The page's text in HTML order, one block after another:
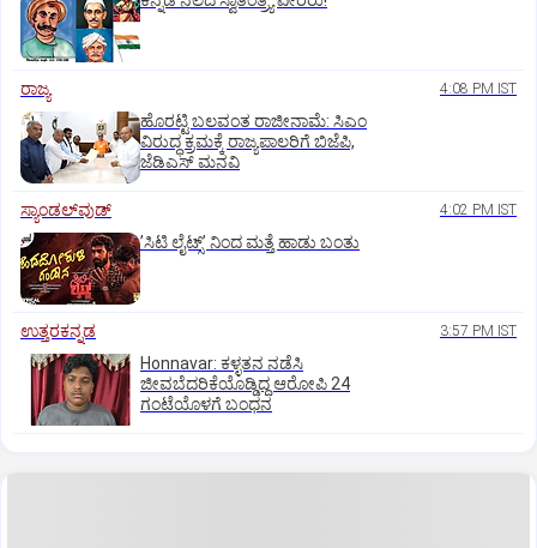
ರಾಜ್ಯ 4:08 PM IST
ಹೊರಟ್ಟಿ ಬಲವಂತ ರಾಜೀನಾಮೆ: ಸಿಎಂ
ವಿರುದ್ಧ ಕ್ರಮಕ್ಕೆ ರಾಜ್ಯಪಾಲರಿಗೆ ಬಿಜೆಪಿ,
ಜೆಡಿಎಸ್ ಮನವಿ
ಸ್ಯಾಂಡಲ್‌ವುಡ್‌ 4:02 PM IST
ʼಸಿಟಿ ಲೈಟ್ಸ್‌ʼ ನಿಂದ ಮತ್ತೆ ಹಾಡು ಬಂತು
ಉತ್ತರಕನ್ನಡ 3:57 PM IST
Honnavar: ಕಳ್ಳತನ ನಡೆಸಿ
ಜೀವಬೆದರಿಕೆಯೊಡ್ಡಿದ್ದ ಆರೋಪಿ 24
ಗಂಟೆಯೊಳಗೆ ಬಂಧನ